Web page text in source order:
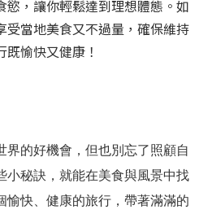
慾，讓你輕鬆達到理想體態。如
受當地美食又不過量，確保維持
愉快又健康！
界的好機會，但也別忘了照顧自
小秘訣，就能在美食與風景中找
愉快、健康的旅行，帶著滿滿的